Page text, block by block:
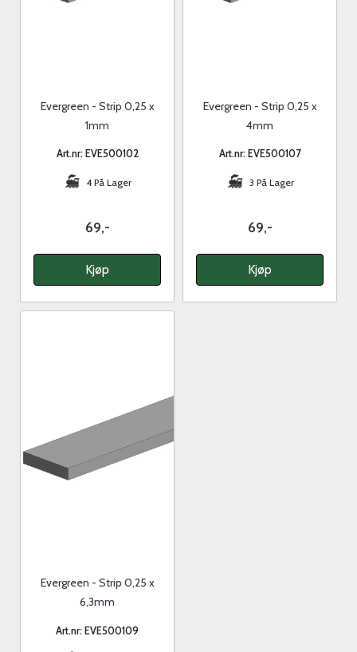
Evergreen - Strip 0,25 x
1mm
Art.nr: EVE500102
4 På Lager
69,-
Kjøp
Evergreen - Strip 0,25 x
4mm
Art.nr: EVE500107
3 På Lager
69,-
Kjøp
Evergreen - Strip 0,25 x
6,3mm
Art.nr: EVE500109